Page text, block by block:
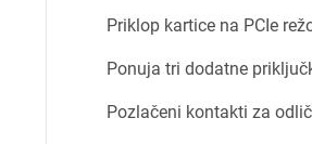
Priklop kartice na PCIe
Ponuja tri dodatne
Pozlačeni kontakti za